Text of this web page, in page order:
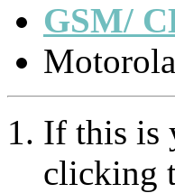
GSM/
Motorola
If this is
clicking